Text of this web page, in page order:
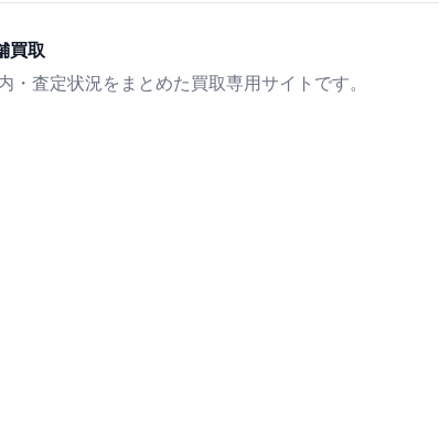
買取
・査定状況をまとめた買取専用サイトです。